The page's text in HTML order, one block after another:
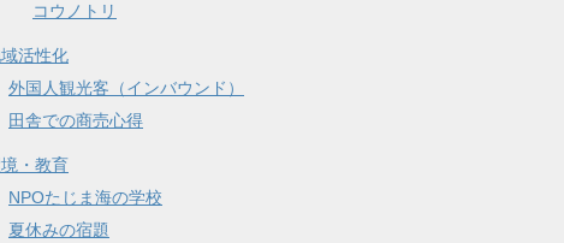
コウノトリ
活性化
外国人観光客（インバウンド）
田舎での商売心得
・教育
NPOたじま海の学校
夏休みの宿題